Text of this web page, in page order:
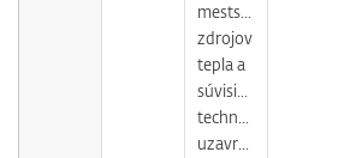
mestských
zdrojov
tepla a
súvisiacich
technológií
uzavretej